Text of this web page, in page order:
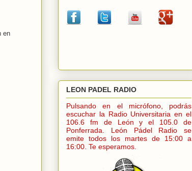
en
LEON PADEL RADIO
Pulsando en el micrófono, podrás
escuchar la Radio Universitaria en el
106.6 fm de León y el 105.0 de
Ponferrada. León Pádel Radio se
emite todos los martes de 15:00 a
16:00. Te esperamos.